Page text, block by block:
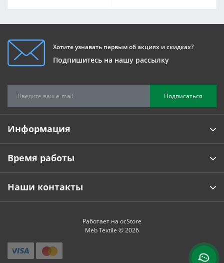
Хотите узнавать первым об акциях и скидках?
Подпишитесь на нашу рассылку
Подписаться
Информация
Время работы
Наши контакты
Работает на ocStore
Meb Textile © 2026